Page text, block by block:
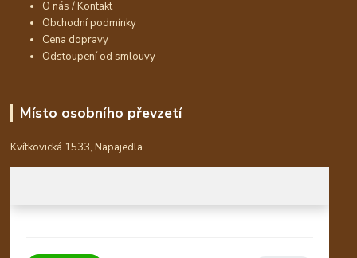
O nás / Kontakt
Obchodní podmínky
Cena dopravy
Odstoupení od smlouvy
Místo osobního převzetí
Kvítkovická 1533, Napajedla